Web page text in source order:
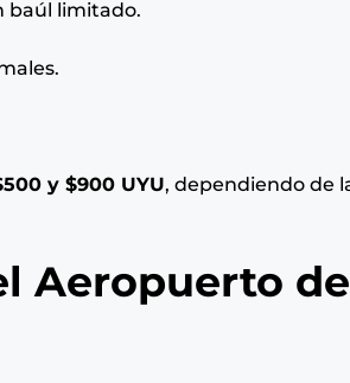
baúl limitado.
y $900 UYU, dependiendo de
Aeropuerto de